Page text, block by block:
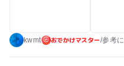
kwmt おでかけマスター/参考に